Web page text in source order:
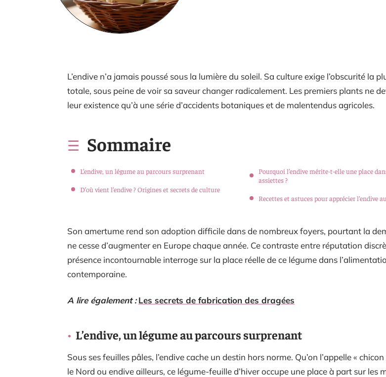
L’endive n’a jamais poussé sous la lumière du soleil. Sa culture exige l’obscurité la
totale, sous peine de voir sa saveur changer radicalement. Les premiers plants ne
leur existence qu’à une série d’accidents botaniques et de malentendus agricoles.
Sommaire
L’endive, un légume au parcours surprenant
D’où vient l’endive ? Origines et secrets de culture
Pourquoi l’endive mérite-t-elle une place
assiettes ?
Recettes et astuces pour apprécier l’endive
Son amertume rend son adoption difficile dans de nombreux foyers, pourtant la
ne cesse d’augmenter en Europe chaque année. Ce contraste entre réputation
présence incontournable interroge sur la place réelle de ce légume dans
contemporaine.
A lire également : Les secrets de fabrication des dragées
L’endive, un légume au parcours surprenant
Sous ses feuilles pâles, l’endive cache un destin hors norme. Qu’on l’appelle «
le Nord ou endive ailleurs, ce légume-feuille d’hiver occupe une place à part sur les